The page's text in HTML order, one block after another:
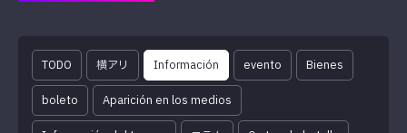
TODO 横アリ Información evento Bienes
boleto Aparición en los medios